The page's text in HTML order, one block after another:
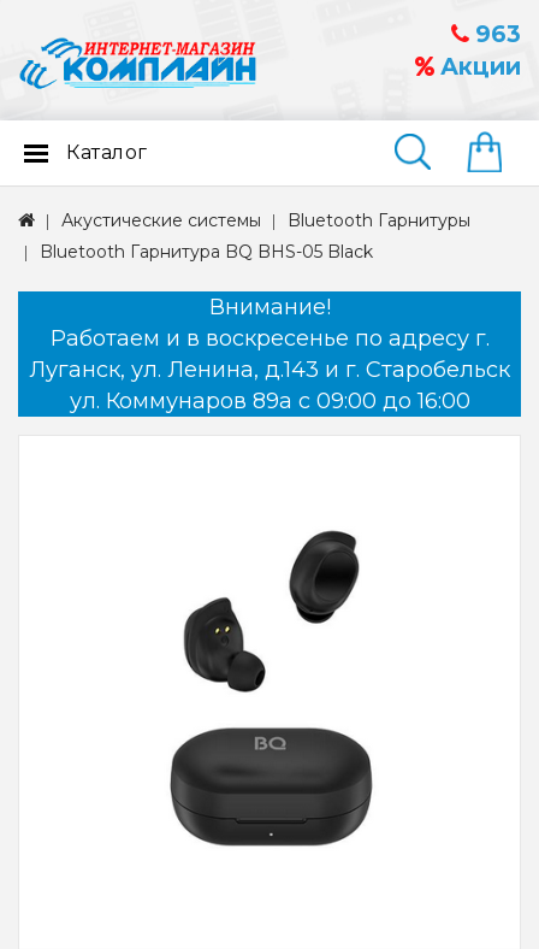
963
Акции
Найти
Каталог
Акустические системы
Bluetooth Гарнитуры
Bluetooth Гарнитура BQ BHS-05 Black
Внимание!
Работаем и в воскресенье по адресу г.
Луганск, ул. Ленина, д.143 и г. Старобельск
ул. Коммунаров 89а с 09:00 до 16:00